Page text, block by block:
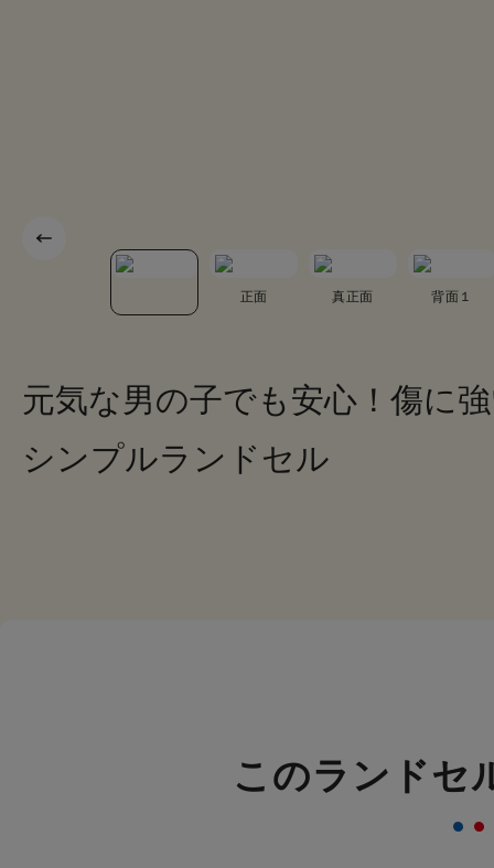
正面 真正面 背面１
元気な男の子でも安心！傷に
シンプルランドセル
このランドセ